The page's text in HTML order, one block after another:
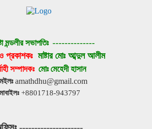
মন্ডলীর সভাপতিঃ --------------
প্রকাশকঃ মাষ্টার মোঃ আব্দুল আলীম
সম্পাদকঃ মোঃ মেহেদী হাসান
amathdhu@gmail.com
+8801718-943797